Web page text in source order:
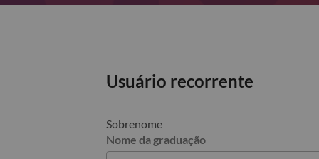
Usuário recorrente
Sobrenome
Nome da graduação